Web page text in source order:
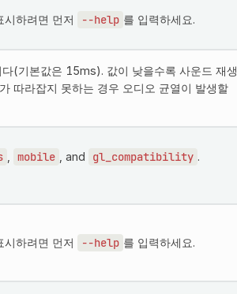
시하려면 먼저 --help 를 입력하세요.
(기본값은 15ms). 값이 낮을수록 사운드 재생
따라잡지 못하는 경우 오디오 균열이 발생할
mobile , and gl_compatibility .
시하려면 먼저 --help 를 입력하세요.